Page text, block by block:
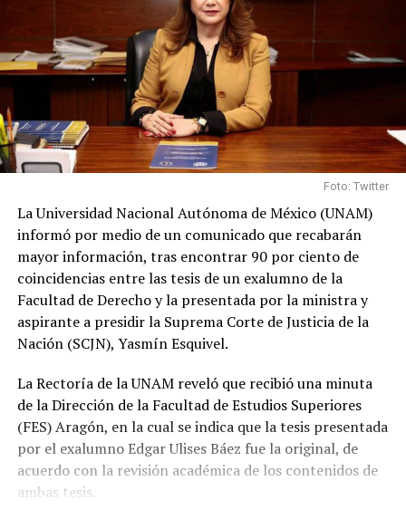
Foto: Twitter
La Universidad Nacional Autónoma de México (UNAM)
informó por medio de un comunicado que recabarán
mayor información, tras encontrar 90 por ciento de
coincidencias entre las tesis de un exalumno de la
Facultad de Derecho y la presentada por la ministra y
aspirante a presidir la Suprema Corte de Justicia de la
Nación (SCJN), Yasmín Esquivel.
La Rectoría de la UNAM reveló que recibió una minuta
de la Dirección de la Facultad de Estudios Superiores
(FES) Aragón, en la cual se indica que la tesis presentada
por el exalumno Edgar Ulises Báez fue la original, de
acuerdo con la revisión académica de los contenidos de
ambas tesis.